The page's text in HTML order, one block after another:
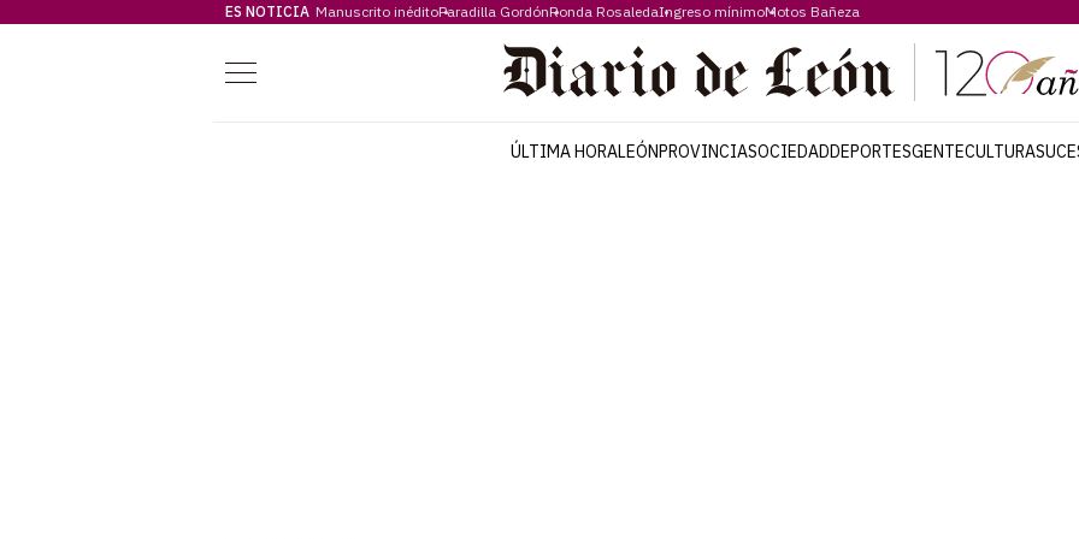
ES NOTICIA Manuscrito inéditoParadilla GordónRonda RosaledaIngreso mínimoMotos Bañeza
Menú
ÚLTIMA HORALEÓNPROVINCIASOCIEDADDEPORTESGENTECULTURA